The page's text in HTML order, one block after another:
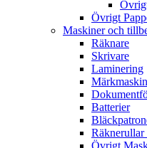
Övrigt
Maskiner och
Räknare
Skrivare
Laminering
Batterier
Övrigt